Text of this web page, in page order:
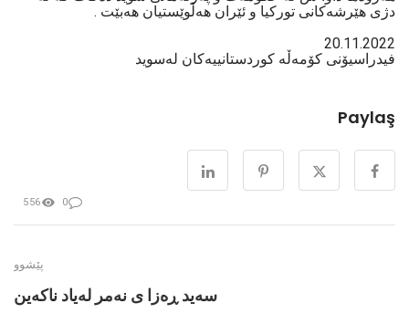
دژی هێرشەکانی تورکیا و ئێران هەڵوێستیان هەبێت .
20.11.2022
فیدراسیۆنی كۆمەڵە كوردستانییەكان لەسوید
Paylaş
0
556
پێشوو
سەید ڕەزا ی نەمر لەیاد ناكەین